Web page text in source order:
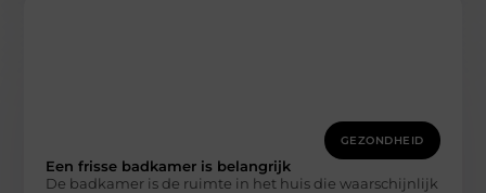
GEZONDHEID
Een frisse badkamer is belangrijk
De badkamer is de ruimte in het huis die waarschijnlijk